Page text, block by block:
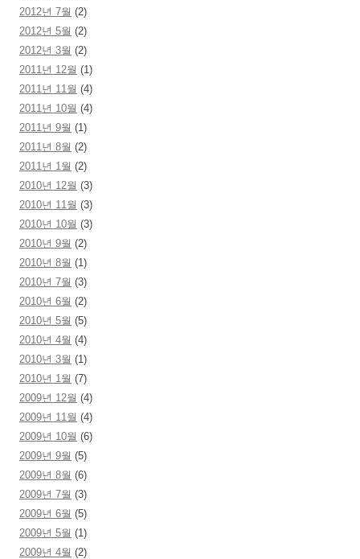
2012년 7월 (2)
2012년 5월 (2)
2012년 3월 (2)
2011년 12월 (1)
2011년 11월 (4)
2011년 10월 (4)
2011년 9월 (1)
2011년 8월 (2)
2011년 1월 (2)
2010년 12월 (3)
2010년 11월 (3)
2010년 10월 (3)
2010년 9월 (2)
2010년 8월 (1)
2010년 7월 (3)
2010년 6월 (2)
2010년 5월 (5)
2010년 4월 (4)
2010년 3월 (1)
2010년 1월 (7)
2009년 12월 (4)
2009년 11월 (4)
2009년 10월 (6)
2009년 9월 (5)
2009년 8월 (6)
2009년 7월 (3)
2009년 6월 (5)
2009년 5월 (1)
2009년 4월 (2)